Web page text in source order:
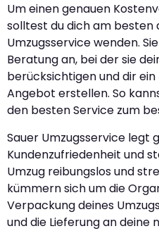
Um einen genauen
solltest du dich am besten
Umzugsservice wenden.
Beratung an, bei der sie
berücksichtigen und dir
Angebot erstellen. So
den besten Service zum
Sauer Umzugsservice legt
Kundenzufriedenheit und
Umzug reibungslos und
kümmern sich um die
Verpackung deines
und die Lieferung an deine